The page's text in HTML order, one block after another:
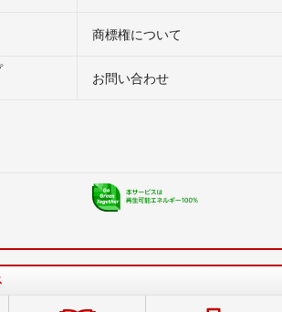
商標権について
お問い合わせ